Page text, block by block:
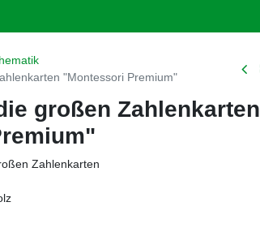
"Montessori Premium"
großen Zahlenkarten
Zahlenkarten